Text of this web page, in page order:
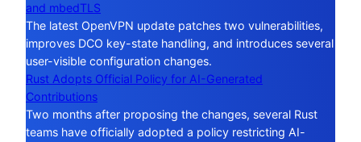
and mbedTLS
The latest OpenVPN update patches two vulnerabilities,
improves DCO key-state handling, and introduces several
user-visible configuration changes.
Rust Adopts Official Policy for AI-Generated
Contributions
Two months after proposing the changes, several Rust
teams have officially adopted a policy restricting AI-